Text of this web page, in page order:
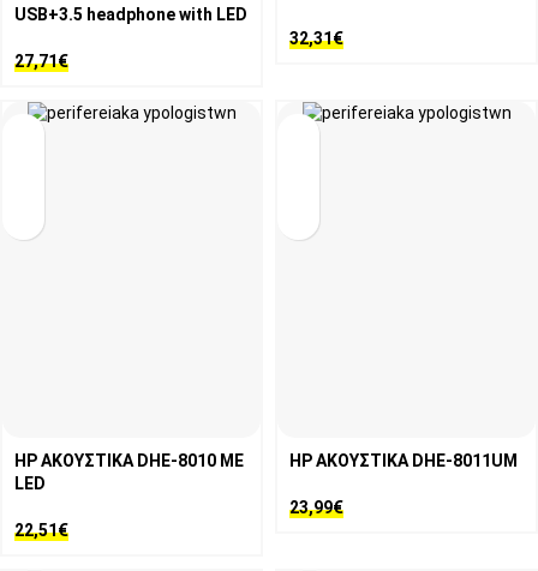
USB+3.5 headphone with LED
27,71€
32,31€
HP ΑΚΟΥΣΤΙΚΑ DHE-8010 ΜΕ
LED
22,51€
HP ΑΚΟΥΣΤΙΚΑ DHE-8011UM
23,99€